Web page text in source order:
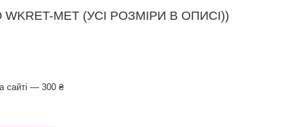
MET (УСІ РОЗМІРИ В ОПИСІ))
сайті — 300 ₴